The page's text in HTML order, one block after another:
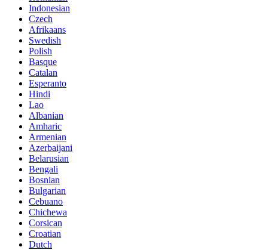
Indonesian
Czech
Afrikaans
Swedish
Polish
Basque
Catalan
Esperanto
Hindi
Lao
Albanian
Amharic
Armenian
Azerbaijani
Belarusian
Bengali
Bosnian
Bulgarian
Cebuano
Chichewa
Corsican
Croatian
Dutch